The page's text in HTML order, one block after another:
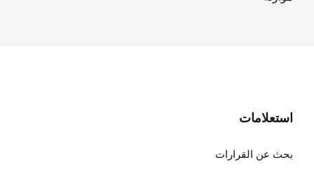
استعلامات
بحث عن القرارات